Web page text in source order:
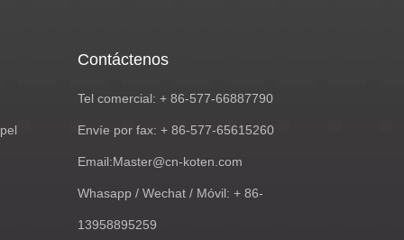
Contáctenos
Tel comercial: + 86-577-66887790
Envíe por fax: + 86-577-65615260
Email:Master@cn-koten.com
Whasapp / Wechat / Móvil: + 86-
13958895259